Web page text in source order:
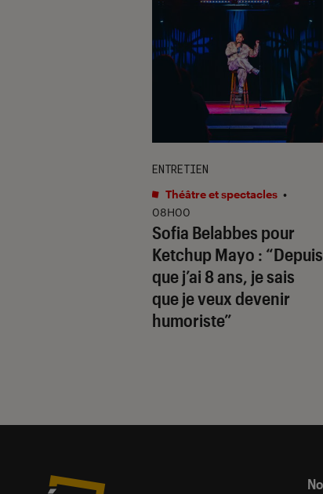
Sofia Belabbes pour
Ketchup Mayo : “Depuis
que j’ai 8 ans, je sais
que je veux devenir
humoriste”
ENTRETIEN
Théâtre et spectacles •
08H00